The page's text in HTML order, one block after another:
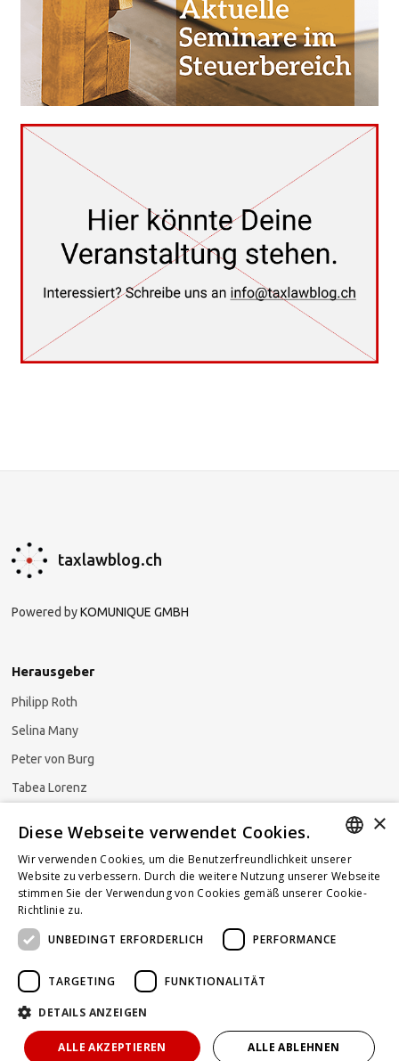
taxlawblog.ch
Powered byKOMUNIQUE GMBH
Herausgeber
Philipp Roth
Selina Many
Peter von Burg
Tabea Lorenz
Newsletter abonnieren
Powered by KOMUNIQUE
hello@taxlawblog.ch
IMPRESSUM
DATENSCHUTZ HAFTUNGSAUSSCHLUSS
GERMAN
FRENCH
×
Diese Webseite verwendet Cookies.
Wir verwenden Cookies, um die Benutzerfreundlichkeit unserer
Website zu verbessern. Durch die weitere Nutzung unserer Webseite
stimmen Sie der Verwendung von Cookies gemäß unserer Cookie-
Richtlinie zu.
UNBEDINGT ERFORDERLICH
PERFORMANCE
TARGETING FUNKTIONALITÄT
DETAILS ANZEIGEN
ALLE AKZEPTIEREN ALLE ABLEHNEN